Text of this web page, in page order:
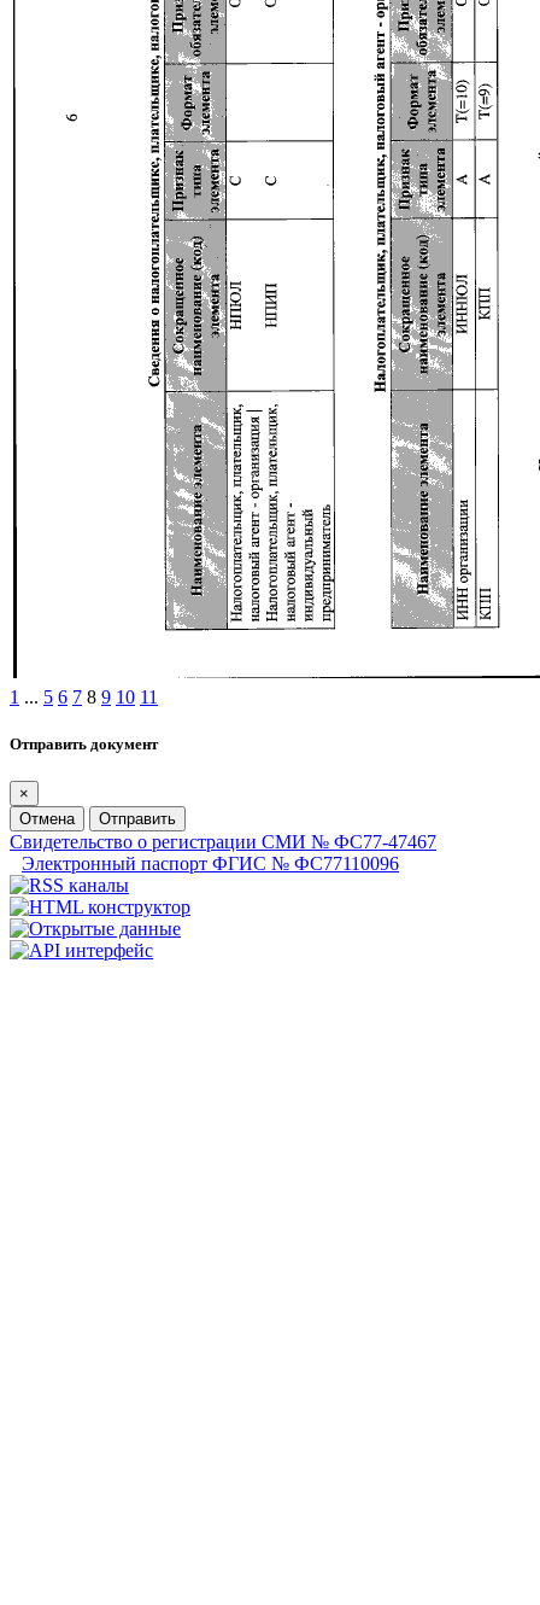
1 ... 5 6 7 8 9 10 11
Отправить документ
×
Отмена
Отправить
Свидетельство о регистрации СМИ № ФС77-47467
Электронный паспорт ФГИС № ФС77110096